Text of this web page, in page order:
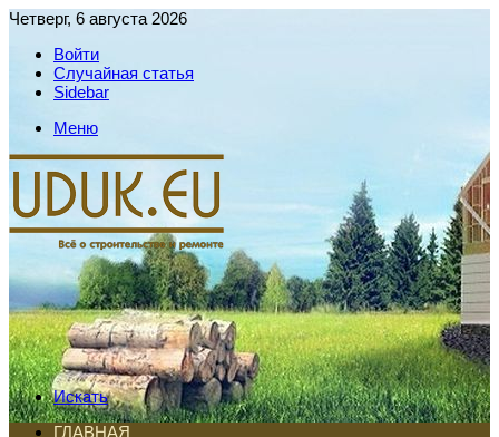
Четверг, 6 августа 2026
Войти
Случайная статья
Sidebar
Меню
Искать
ГЛАВНАЯ